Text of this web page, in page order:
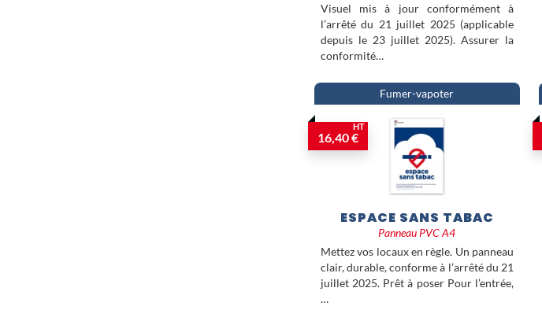
Visuel mis à jour conformément à
l’arrêté du 21 juillet 2025 (applicable
depuis le 23 juillet 2025). Assurer la
conformité…
Fumer-vapoter
16,40 €
HT
ESPACE SANS TABAC
Panneau PVC A4
Mettez vos locaux en règle. Un panneau
clair, durable, conforme à l’arrêté du 21
juillet 2025. Prêt à poser Pour l’entrée,
…